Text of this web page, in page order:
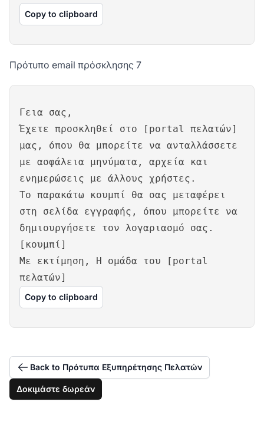
Copy to clipboard
Πρότυπο email πρόσκλησης 7
Γεια σας,
Έχετε προσκληθεί στο [portal πελατών]
μας, όπου θα μπορείτε να ανταλλάσσετε
με ασφάλεια μηνύματα, αρχεία και
ενημερώσεις με άλλους χρήστες.
Το παρακάτω κουμπί θα σας μεταφέρει
στη σελίδα εγγραφής, όπου μπορείτε να
δημιουργήσετε τον λογαριασμό σας.
[κουμπί]
Με εκτίμηση, Η ομάδα του [portal
πελατών]
Copy to clipboard
Back to Πρότυπα Εξυπηρέτησης Πελατών
Δοκιμάστε δωρεάν